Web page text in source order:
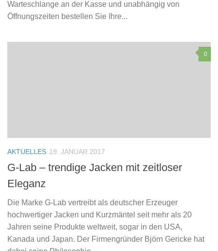
Warteschlange an der Kasse und unabhängig von
Öffnungszeiten bestellen Sie Ihre...
0
AKTUELLES 19. JANUAR 2017
G-Lab – trendige Jacken mit zeitloser
Eleganz
Die Marke G-Lab vertreibt als deutscher Erzeuger
hochwertiger Jacken und Kurzmäntel seit mehr als 20
Jahren seine Produkte weltweit, sogar in den USA,
Kanada und Japan. Der Firmengründer Björn Gericke hat